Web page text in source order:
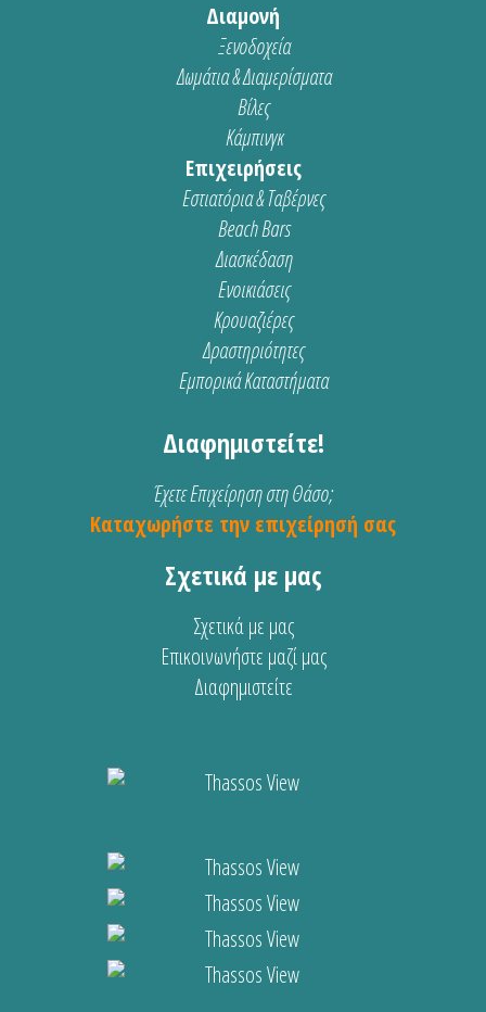
Διαμονή
Ξενοδοχεία
Δωμάτια & Διαμερίσματα
Βίλες
Κάμπινγκ
Επιχειρήσεις
Εστιατόρια & Ταβέρνες
Beach Bars
Διασκέδαση
Ενοικιάσεις
Κρουαζιέρες
Δραστηριότητες
Εμπορικά Καταστήματα
Διαφημιστείτε!
Έχετε Επιχείρηση στη Θάσο;
Καταχωρήστε την επιχείρησή σας
Σχετικά με μας
Σχετικά με μας
Επικοινωνήστε μαζί μας
Διαφημιστείτε